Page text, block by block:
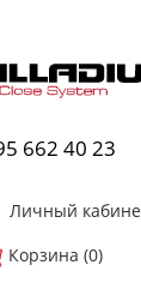
662 40 23
Личный
Корзина (0)